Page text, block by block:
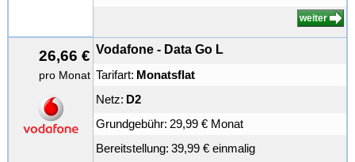
weiter
26,66 €
pro Monat
Vodafone - Data Go L
Tarifart: Monatsflat
Netz: D2
Grundgebühr: 29,99 € Monat
Bereitstellung: 39,99 € einmalig